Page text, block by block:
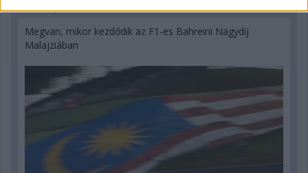
22 órája
Megvan, mikor kezdődik az F1-es Bahreini Nagydíj
Malajziában